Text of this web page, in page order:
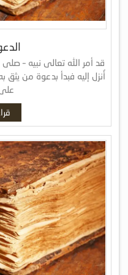
قد أمر الله تعالى نبيه – صلى
أُنزل إليه فبدأ بدعوة من